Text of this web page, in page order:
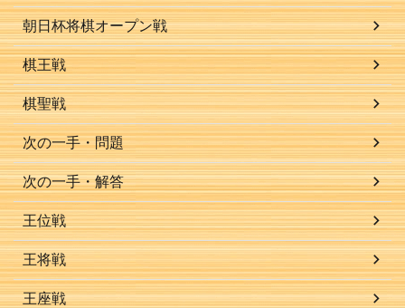
朝日杯将棋オープン戦
棋王戦
棋聖戦
次の一手・問題
次の一手・解答
王位戦
王将戦
王座戦